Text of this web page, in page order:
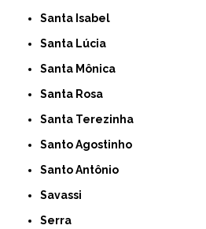
Santa Isabel
Santa Lúcia
Santa Mônica
Santa Rosa
Santa Terezinha
Santo Agostinho
Santo Antônio
Savassi
Serra